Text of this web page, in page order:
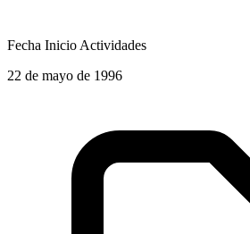
Fecha Inicio Actividades
22 de mayo de 1996